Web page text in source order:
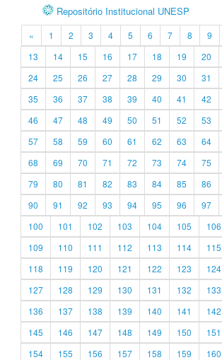
Repositório Institucional UNESP
« 1 2 3 4 5 6 7 8 9
13
14 15 16 17 18 19 20
24
25 26 27 28 29 30 31
35
36 37 38 39 40 41 42
46
47 48 49 50 51 52 53
57
58 59 60 61 62 63 64
68
69 70 71 72 73 74 75
79
80 81 82 83 84 85 86
90
91 92 93 94 95 96 97
100
101 102 103 104 105 106
109
110 111 112 113 114 115
118
119 120 121 122 123 124
127
128 129 130 131 132 133
136
137 138 139 140 141 142
145
146 147 148 149 150 151
154
155 156 157 158 159 160